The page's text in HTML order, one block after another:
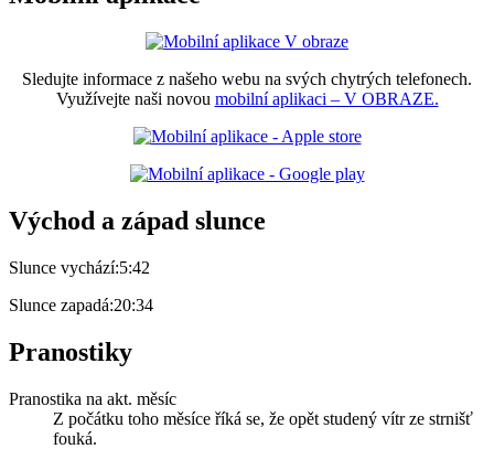
Sledujte informace z našeho webu na svých chytrých telefonech.
Využívejte naši novou mobilní aplikaci – V OBRAZE.
Východ a západ slunce
Slunce vychází:5:42
Slunce zapadá:20:34
Pranostiky
Pranostika na akt. měsíc
Z počátku toho měsíce říká se, že opět studený vítr ze strnišť
fouká.